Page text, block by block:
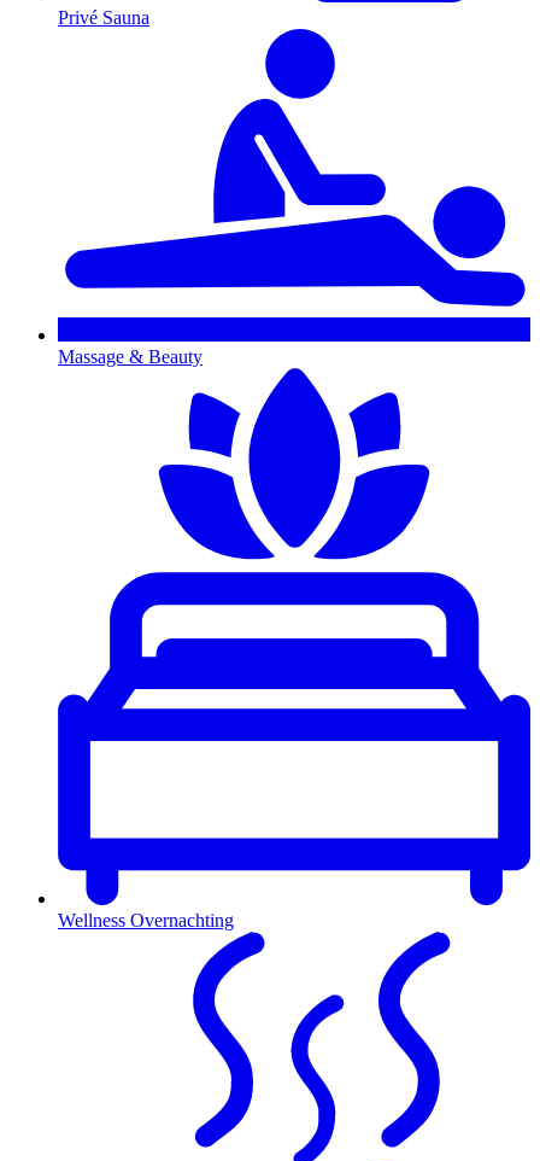
Privé Sauna
Massage & Beauty
Wellness Overnachting